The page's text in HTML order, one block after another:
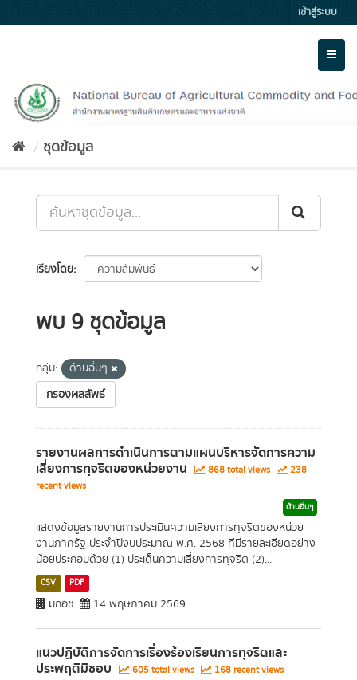
to
เข้าสู่ระบบ
ชุดข้อมูล
เรียงโดย
พบ 9 ชุดข้อมูล
กลุ่ม:
ด้านอื่นๆ
กรองผลลัพธ์
รายงานผลการดำเนินการตามแผนบริหารจัดการความ
เสี่ยงการทุจริตของหน่วยงาน 868 total views
238
recent views
ด้านอื่นๆ
แสดงข้อมูลรายงานการประเมินความเสี่ยงการทุจริตของหน่วย
งานภาครัฐ ประจำปีงบประมาณ พ.ศ. 2568 ที่มีรายละเอียดอย่าง
น้อยประกอบด้วย (1) ประเด็นความเสี่ยงการทุจริต (2)...
CSV PDF
มกอช. 14 พฤษภาคม 2569
แนวปฏิบัติการจัดการเรื่องร้องเรียนการทุจริตและ
ประพฤติมิชอบ 605 total views 168 recent views